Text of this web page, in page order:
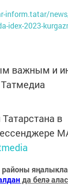
inform.tatar/
idex-2023-
важным и
Татмедиа
в
районы
да белә